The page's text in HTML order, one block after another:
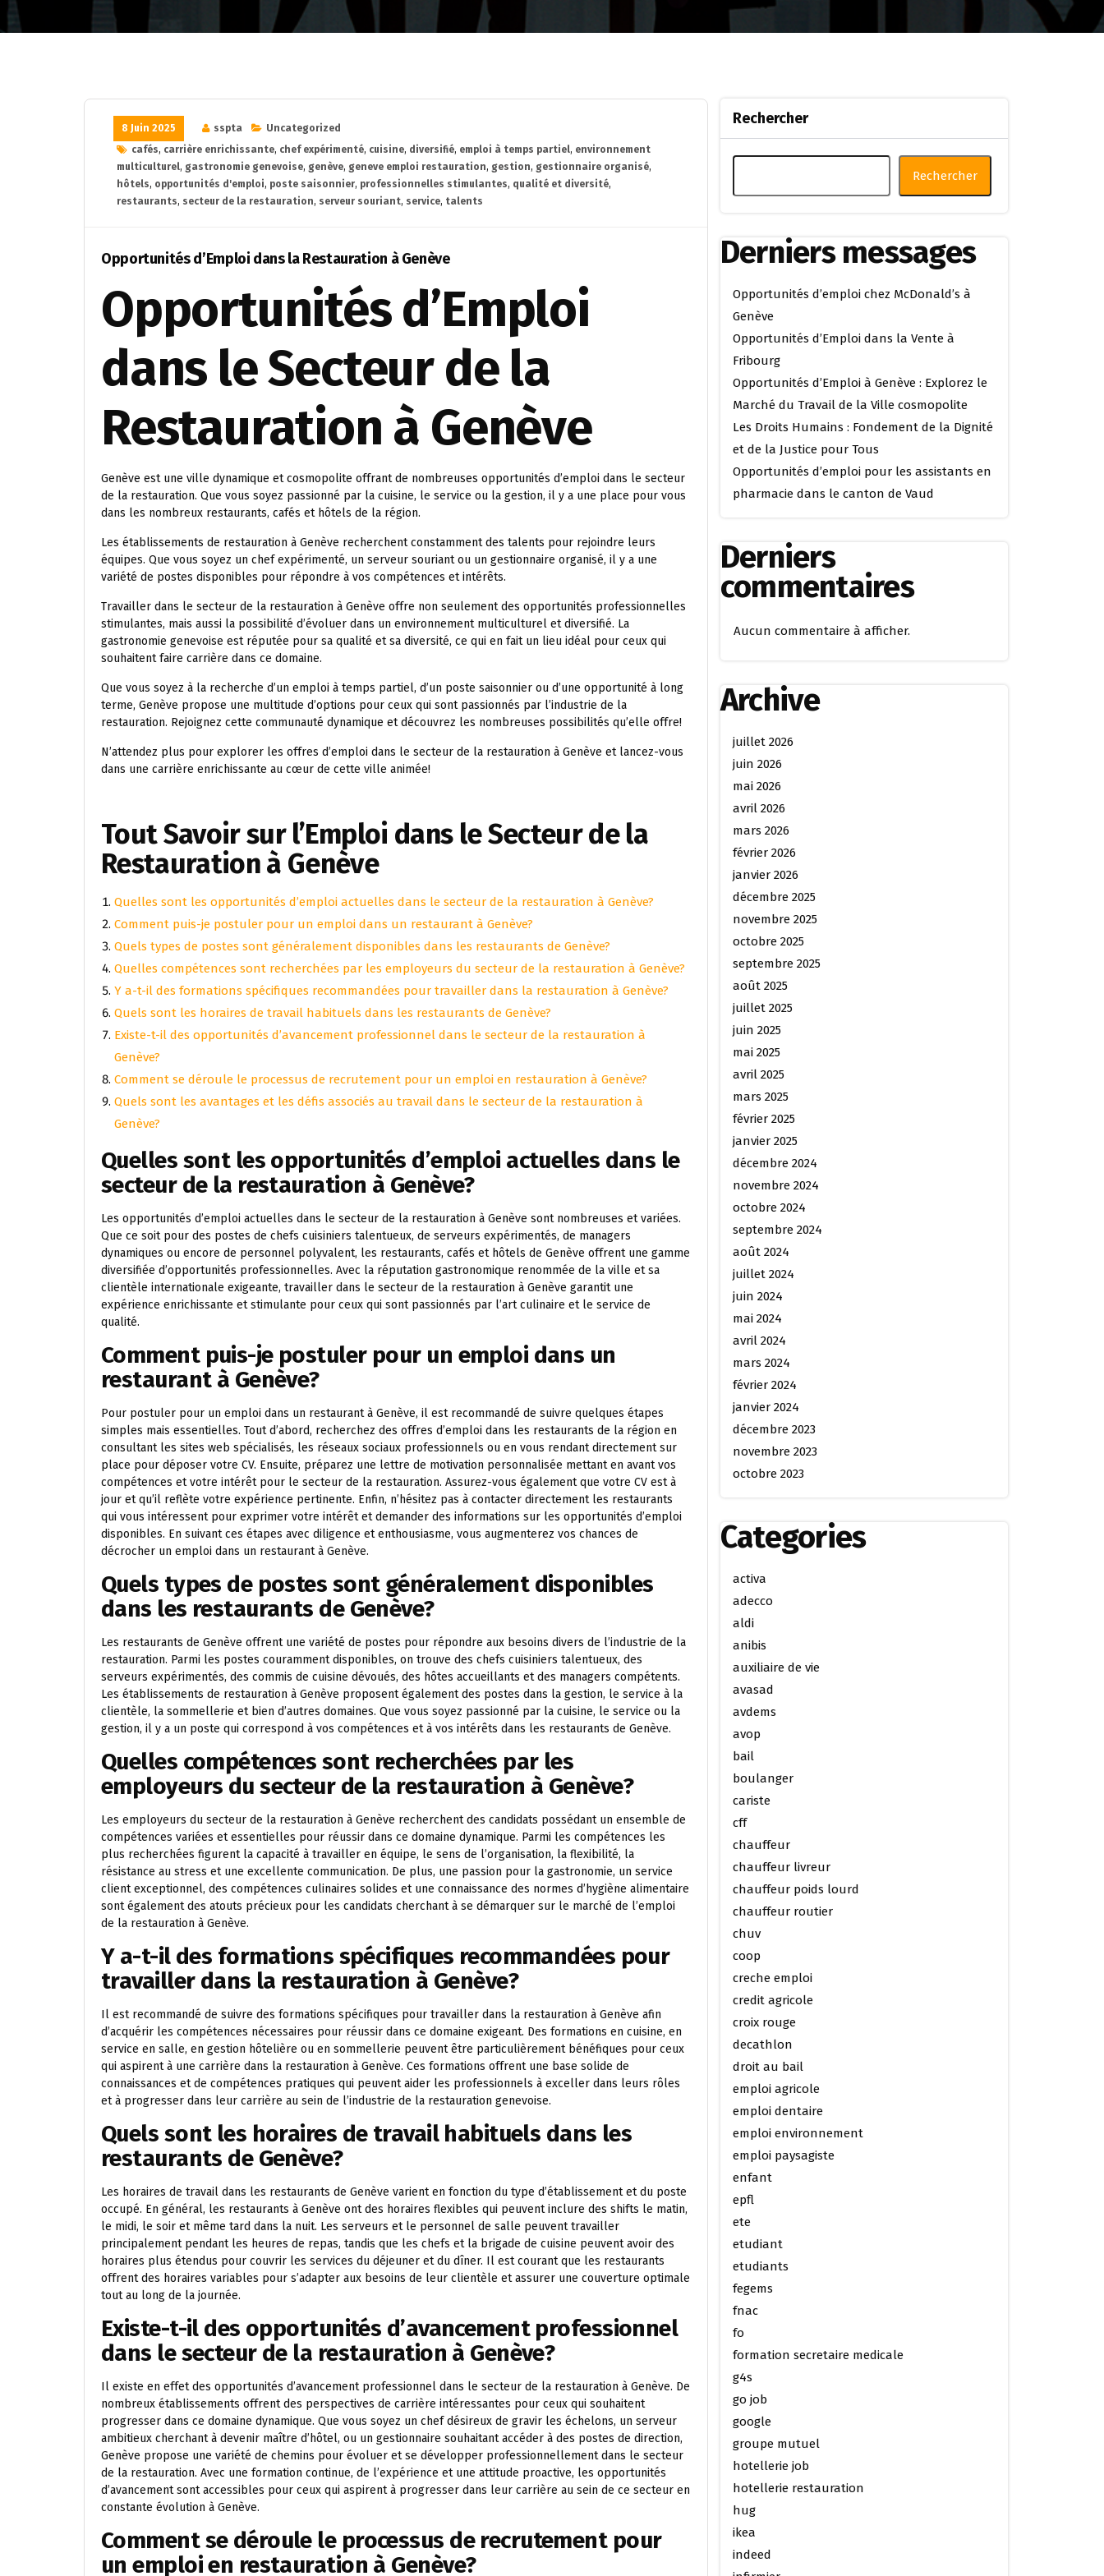
8 Juin 2025 sspta
Uncategorized
cafés, carrière enrichissante, chef expérimenté, cuisine, diversifié, emploi à temps partiel, environnement
multiculturel, gastronomie genevoise, genève, geneve emploi restauration, gestion, gestionnaire organisé,
hôtels, opportunités d'emploi, poste saisonnier, professionnelles stimulantes, qualité et diversité,
restaurants, secteur de la restauration, serveur souriant, service, talents
Opportunités d’Emploi dans la Restauration à Genève
Opportunités d’Emploi
dans le Secteur de la
Restauration à Genève
Genève est une ville dynamique et cosmopolite offrant de nombreuses opportunités d’emploi dans le secteur
de la restauration. Que vous soyez passionné par la cuisine, le service ou la gestion, il y a une place pour vous
dans les nombreux restaurants, cafés et hôtels de la région.
Les établissements de restauration à Genève recherchent constamment des talents pour rejoindre leurs
équipes. Que vous soyez un chef expérimenté, un serveur souriant ou un gestionnaire organisé, il y a une
variété de postes disponibles pour répondre à vos compétences et intérêts.
Travailler dans le secteur de la restauration à Genève offre non seulement des opportunités professionnelles
stimulantes, mais aussi la possibilité d’évoluer dans un environnement multiculturel et diversifié. La
gastronomie genevoise est réputée pour sa qualité et sa diversité, ce qui en fait un lieu idéal pour ceux qui
souhaitent faire carrière dans ce domaine.
Que vous soyez à la recherche d’un emploi à temps partiel, d’un poste saisonnier ou d’une opportunité à long
terme, Genève propose une multitude d’options pour ceux qui sont passionnés par l’industrie de la
restauration. Rejoignez cette communauté dynamique et découvrez les nombreuses possibilités qu’elle offre!
N’attendez plus pour explorer les offres d’emploi dans le secteur de la restauration à Genève et lancez-vous
dans une carrière enrichissante au cœur de cette ville animée!
Tout Savoir sur l’Emploi dans le Secteur de la
Restauration à Genève
Quelles sont les opportunités d’emploi actuelles dans le secteur de la restauration à Genève?
Comment puis-je postuler pour un emploi dans un restaurant à Genève?
Quels types de postes sont généralement disponibles dans les restaurants de Genève?
Quelles compétences sont recherchées par les employeurs du secteur de la restauration à Genève?
Y a-t-il des formations spécifiques recommandées pour travailler dans la restauration à Genève?
Quels sont les horaires de travail habituels dans les restaurants de Genève?
Existe-t-il des opportunités d’avancement professionnel dans le secteur de la restauration à
Genève?
Comment se déroule le processus de recrutement pour un emploi en restauration à Genève?
Quels sont les avantages et les défis associés au travail dans le secteur de la restauration à
Genève?
Quelles sont les opportunités d’emploi actuelles dans le
secteur de la restauration à Genève?
Les opportunités d’emploi actuelles dans le secteur de la restauration à Genève sont nombreuses et variées.
Que ce soit pour des postes de chefs cuisiniers talentueux, de serveurs expérimentés, de managers
dynamiques ou encore de personnel polyvalent, les restaurants, cafés et hôtels de Genève offrent une gamme
diversifiée d’opportunités professionnelles. Avec la réputation gastronomique renommée de la ville et sa
clientèle internationale exigeante, travailler dans le secteur de la restauration à Genève garantit une
expérience enrichissante et stimulante pour ceux qui sont passionnés par l’art culinaire et le service de
qualité.
Comment puis-je postuler pour un emploi dans un
restaurant à Genève?
Pour postuler pour un emploi dans un restaurant à Genève, il est recommandé de suivre quelques étapes
simples mais essentielles. Tout d’abord, recherchez des offres d’emploi dans les restaurants de la région en
consultant les sites web spécialisés, les réseaux sociaux professionnels ou en vous rendant directement sur
place pour déposer votre CV. Ensuite, préparez une lettre de motivation personnalisée mettant en avant vos
compétences et votre intérêt pour le secteur de la restauration. Assurez-vous également que votre CV est à
jour et qu’il reflète votre expérience pertinente. Enfin, n’hésitez pas à contacter directement les restaurants
qui vous intéressent pour exprimer votre intérêt et demander des informations sur les opportunités d’emploi
disponibles. En suivant ces étapes avec diligence et enthousiasme, vous augmenterez vos chances de
décrocher un emploi dans un restaurant à Genève.
Quels types de postes sont généralement disponibles
dans les restaurants de Genève?
Les restaurants de Genève offrent une variété de postes pour répondre aux besoins divers de l’industrie de la
restauration. Parmi les postes couramment disponibles, on trouve des chefs cuisiniers talentueux, des
serveurs expérimentés, des commis de cuisine dévoués, des hôtes accueillants et des managers compétents.
Les établissements de restauration à Genève proposent également des postes dans la gestion, le service à la
clientèle, la sommellerie et bien d’autres domaines. Que vous soyez passionné par la cuisine, le service ou la
gestion, il y a un poste qui correspond à vos compétences et à vos intérêts dans les restaurants de Genève.
Quelles compétences sont recherchées par les
employeurs du secteur de la restauration à Genève?
Les employeurs du secteur de la restauration à Genève recherchent des candidats possédant un ensemble de
compétences variées et essentielles pour réussir dans ce domaine dynamique. Parmi les compétences les
plus recherchées figurent la capacité à travailler en équipe, le sens de l’organisation, la flexibilité, la
résistance au stress et une excellente communication. De plus, une passion pour la gastronomie, un service
client exceptionnel, des compétences culinaires solides et une connaissance des normes d’hygiène alimentaire
sont également des atouts précieux pour les candidats cherchant à se démarquer sur le marché de l’emploi
de la restauration à Genève.
Y a-t-il des formations spécifiques recommandées pour
travailler dans la restauration à Genève?
Il est recommandé de suivre des formations spécifiques pour travailler dans la restauration à Genève afin
d’acquérir les compétences nécessaires pour réussir dans ce domaine exigeant. Des formations en cuisine, en
service en salle, en gestion hôtelière ou en sommellerie peuvent être particulièrement bénéfiques pour ceux
qui aspirent à une carrière dans la restauration à Genève. Ces formations offrent une base solide de
connaissances et de compétences pratiques qui peuvent aider les professionnels à exceller dans leurs rôles
et à progresser dans leur carrière au sein de l’industrie de la restauration genevoise.
Quels sont les horaires de travail habituels dans les
restaurants de Genève?
Les horaires de travail dans les restaurants de Genève varient en fonction du type d’établissement et du poste
occupé. En général, les restaurants à Genève ont des horaires flexibles qui peuvent inclure des shifts le matin,
le midi, le soir et même tard dans la nuit. Les serveurs et le personnel de salle peuvent travailler
principalement pendant les heures de repas, tandis que les chefs et la brigade de cuisine peuvent avoir des
horaires plus étendus pour couvrir les services du déjeuner et du dîner. Il est courant que les restaurants
offrent des horaires variables pour s’adapter aux besoins de leur clientèle et assurer une couverture optimale
tout au long de la journée.
Existe-t-il des opportunités d’avancement professionnel
dans le secteur de la restauration à Genève?
Il existe en effet des opportunités d’avancement professionnel dans le secteur de la restauration à Genève. De
nombreux établissements offrent des perspectives de carrière intéressantes pour ceux qui souhaitent
progresser dans ce domaine dynamique. Que vous soyez un chef désireux de gravir les échelons, un serveur
ambitieux cherchant à devenir maître d’hôtel, ou un gestionnaire souhaitant accéder à des postes de direction,
Genève propose une variété de chemins pour évoluer et se développer professionnellement dans le secteur
de la restauration. Avec une formation continue, de l’expérience et une attitude proactive, les opportunités
d’avancement sont accessibles pour ceux qui aspirent à progresser dans leur carrière au sein de ce secteur en
constante évolution à Genève.
Comment se déroule le processus de recrutement pour
un emploi en restauration à Genève?
Rechercher
Rechercher
Derniers messages
Opportunités d’emploi chez McDonald’s à
Genève
Opportunités d’Emploi dans la Vente à
Fribourg
Opportunités d’Emploi à Genève : Explorez le
Marché du Travail de la Ville cosmopolite
Les Droits Humains : Fondement de la Dignité
et de la Justice pour Tous
Opportunités d’emploi pour les assistants en
pharmacie dans le canton de Vaud
Derniers
commentaires
Aucun commentaire à afficher.
Archive
juillet 2026
juin 2026
mai 2026
avril 2026
mars 2026
février 2026
janvier 2026
décembre 2025
novembre 2025
octobre 2025
septembre 2025
août 2025
juillet 2025
juin 2025
mai 2025
avril 2025
mars 2025
février 2025
janvier 2025
décembre 2024
novembre 2024
octobre 2024
septembre 2024
août 2024
juillet 2024
juin 2024
mai 2024
avril 2024
mars 2024
février 2024
janvier 2024
décembre 2023
novembre 2023
octobre 2023
Categories
activa
adecco
aldi
anibis
auxiliaire de vie
avasad
avdems
avop
bail
boulanger
cariste
cff
chauffeur
chauffeur livreur
chauffeur poids lourd
chauffeur routier
chuv
coop
creche emploi
credit agricole
croix rouge
decathlon
droit au bail
emploi agricole
emploi dentaire
emploi environnement
emploi paysagiste
enfant
epfl
ete
etudiant
etudiants
fegems
fnac
fo
formation secretaire medicale
g4s
go job
google
groupe mutuel
hotellerie job
hotellerie restauration
hug
ikea
indeed